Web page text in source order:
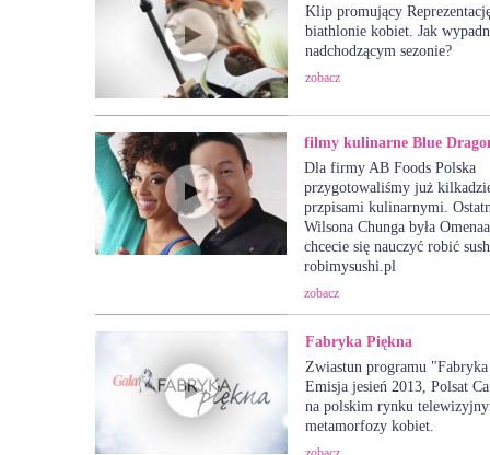
Klip promujący
biathlonie kobiet. Jak
nadchodzącym sezonie?
zobacz
filmy kulinarne Blue
Dla firmy AB Foods Polska
przygotowaliśmy już
przpisami kulinarnymi.
Wilsona Chunga była
chcecie się nauczyć robić
robimysushi.pl
zobacz
Fabryka Piękna
Zwiastun programu
Emisja jesień 2013, Polsat
na polskim rynku
metamorfozy kobiet.